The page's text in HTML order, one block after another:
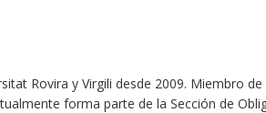
Rovira y Virgili desde 2009. Miembro
forma parte de la Sección de